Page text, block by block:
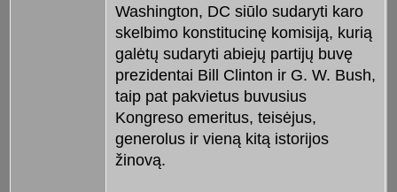
Washington, DC siūlo sudaryti karo
skelbimo konstitucinę komisiją, kurią
galėtų sudaryti abiejų partijų buvę
prezidentai Bill Clinton ir G. W. Bush,
taip pat pakvietus buvusius
Kongreso emeritus, teisėjus,
generolus ir vieną kitą istorijos
žinovą.